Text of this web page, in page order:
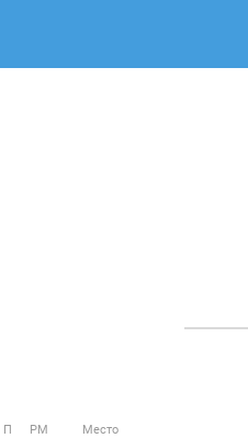
П РМ Место